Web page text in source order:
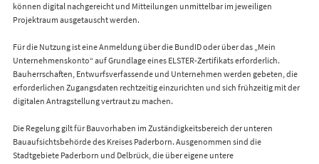
können digital nachgereicht und Mitteilungen unmittelbar im jeweiligen
Projektraum ausgetauscht werden.
Für die Nutzung ist eine Anmeldung über die BundID oder über das „Mein
Unternehmenskonto“ auf Grundlage eines ELSTER-Zertifikats erforderlich.
Bauherrschaften, Entwurfsverfassende und Unternehmen werden gebeten, die
erforderlichen Zugangsdaten rechtzeitig einzurichten und sich frühzeitig mit der
digitalen Antragstellung vertraut zu machen.
Die Regelung gilt für Bauvorhaben im Zuständigkeitsbereich der unteren
Bauaufsichtsbehörde des Kreises Paderborn. Ausgenommen sind die
Stadtgebiete Paderborn und Delbrück, die über eigene untere